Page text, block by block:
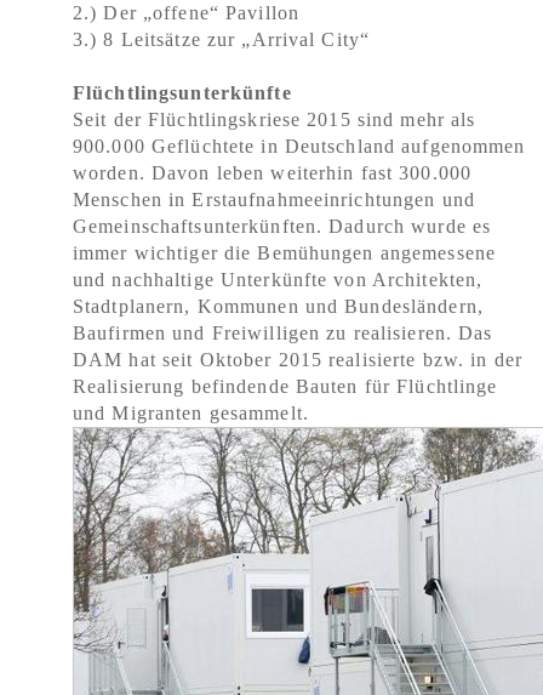
2.) Der „offene“ Pavillon
3.) 8 Leitsätze zur „Arrival City“
Flüchtlingsunterkünfte
Seit der Flüchtlingskriese 2015 sind mehr als
900.000 Geflüchtete in Deutschland aufgenommen
worden. Davon leben weiterhin fast 300.000
Menschen in Erstaufnahmeeinrichtungen und
Gemeinschaftsunterkünften. Dadurch wurde es
immer wichtiger die Bemühungen angemessene
und nachhaltige Unterkünfte von Architekten,
Stadtplanern, Kommunen und Bundesländern,
Baufirmen und Freiwilligen zu realisieren. Das
DAM hat seit Oktober 2015 realisierte bzw. in der
Realisierung befindende Bauten für Flüchtlinge
und Migranten gesammelt.